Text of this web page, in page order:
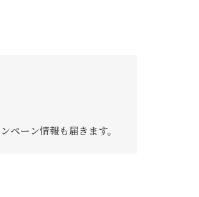
ペーン情報も届きます。